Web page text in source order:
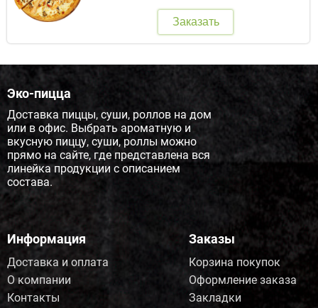
Заказать
Эко-пицца
Доставка пиццы, суши, роллов на дом
или в офис. Выбрать ароматную и
вкусную пиццу, суши, роллы можно
прямо на сайте, где представлена вся
линейка продукции с описанием
состава.
Информация
Доставка и оплата
О компании
Контакты
Заказы
Корзина покупок
Оформление заказа
Закладки